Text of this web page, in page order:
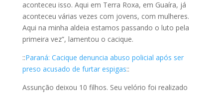
aconteceu isso. Aqui em Terra Roxa, em Guaíra, já
aconteceu várias vezes com jovens, com mulheres.
Aqui na minha aldeia estamos passando o luto pela
primeira vez”, lamentou o cacique.
::Paraná: Cacique denuncia abuso policial após ser
preso acusado de furtar espigas::
Assunção deixou 10 filhos. Seu velório foi realizado